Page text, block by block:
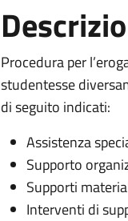
Procedura per
studentesse
di seguito indicati:
Assistenza
Supporto
Supporti
Interventi di